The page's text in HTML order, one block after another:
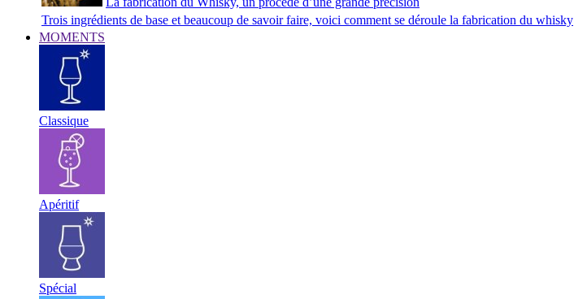
Trois ingrédients de base et beaucoup de savoir faire, voici comment se déroule la fabrication du whisky
MOMENTS
Classique
Apéritif
Spécial